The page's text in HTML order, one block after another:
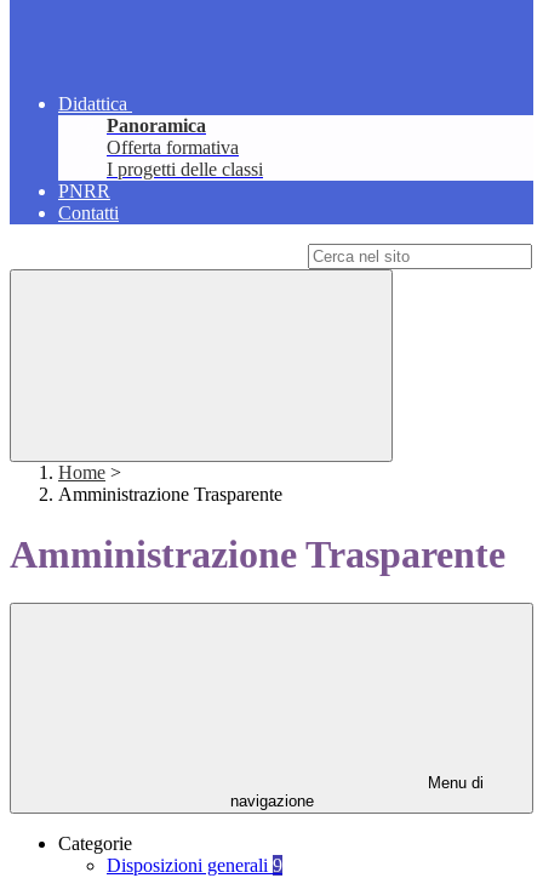
Didattica
Panoramica
Offerta formativa
I progetti delle classi
PNRR
Contatti
Home >
Amministrazione Trasparente
Amministrazione Trasparente
Menu di
navigazione
Categorie
Disposizioni generali 9